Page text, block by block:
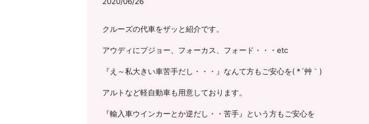
クルーズの代車をザッと紹介です。
アウディにプジョー、フォーカス、フォード・・・etc
『え～私大きい車苦手だし・・・』なんて方もご安心を( *´艸｀)
アルトなど軽自動車も用意しております。
『輸入車ウインカーとか逆だし・・苦手』という方もご安心を